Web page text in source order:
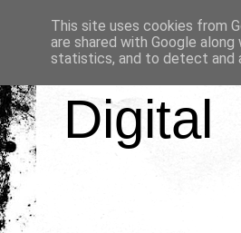
Digital
This site uses cookies from
are shared with Google
statistics, and to detect and